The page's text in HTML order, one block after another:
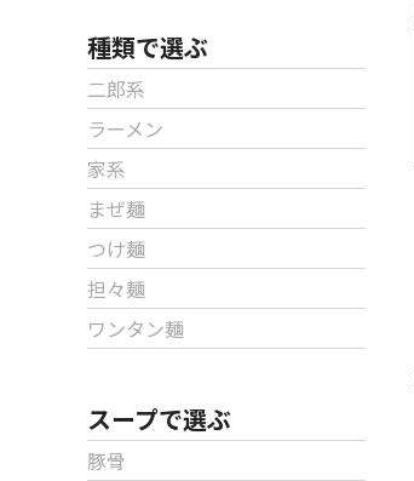
種類で選ぶ
二郎系
ラーメン
家系
まぜ麺
つけ麺
担々麺
ワンタン麺
スープで選ぶ
豚骨